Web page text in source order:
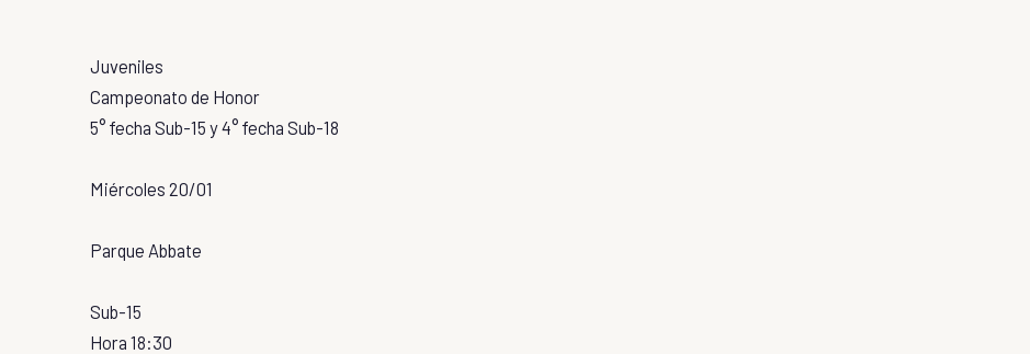
Juveniles
Campeonato de Honor
5° fecha Sub-15 y 4° fecha Sub-18
Miércoles 20/01
Parque Abbate
Sub-15
Hora 18:30